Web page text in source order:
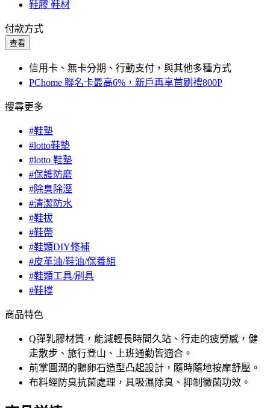
鞋膠 鞋材
付款方式
查看
信用卡、無卡分期、行動支付，與其他多種方式
PChome 聯名卡最高6%，新戶再享首刷禮800P
搜尋更多
#鞋墊
#lotto鞋墊
#lotto 鞋墊
#保護防磨
#除臭除溼
#清潔防水
#鞋拔
#鞋帶
#鞋類DIY修補
#皮革油/鞋油/保養組
#鞋類工具/刷具
#鞋撐
商品特色
Q彈乳膠材質，能減輕長時間久站、行走的疲勞感，健
走散步、旅行登山、上班通勤皆適合。
前掌圓潤的鵝卵石造型凸起設計，隨時隨地按摩舒壓。
布料經防臭抗菌處理，具吸濕除臭、抑制黴菌功效。